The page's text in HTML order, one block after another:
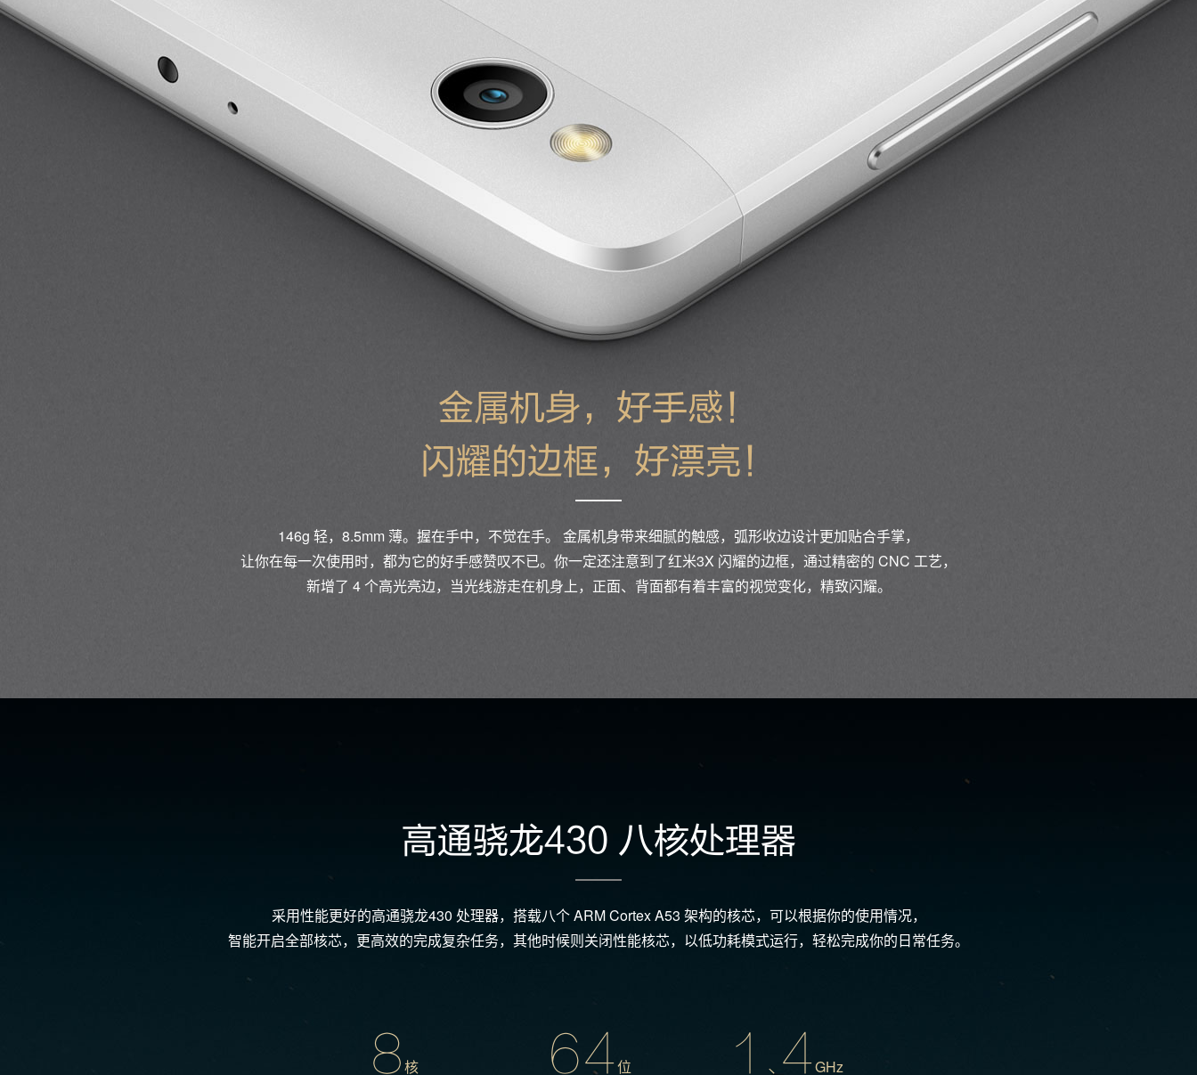
金属机身，好手感！
闪耀的边框，好漂亮！
146g 轻，8.5mm 薄。握在手中，不觉在手。 金属机身带来细腻的触感，弧形收边设计更加贴合手掌，
让你在每一次使用时，都为它的好手感赞叹不已。你一定还注意到了红米3X 闪耀的边框，通过精密的 CNC 工艺，
新增了 4 个高光亮边，当光线游走在机身上，正面、背面都有着丰富的视觉变化，精致闪耀。
高通骁龙430 八核处理器
采用性能更好的高通骁龙430 处理器，搭载八个 ARM Cortex A53 架构的核芯，可以根据你的使用情况，
智能开启全部核芯，更高效的完成复杂任务，其他时候则关闭性能核芯，以低功耗模式运行，轻松完成你的日常任务。
8核 64位 1.4GHz